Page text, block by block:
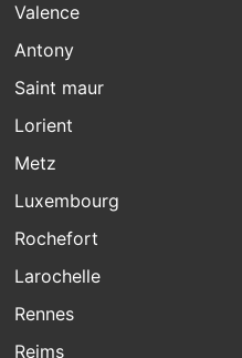
Valence
Antony
Saint maur
Lorient
Metz
Luxembourg
Rochefort
Larochelle
Rennes
Reims